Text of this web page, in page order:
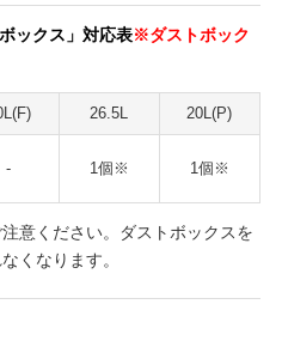
ックス」対応表※ダストボック
26.5L 20L(P)
- 1個※ 1個※
意ください。ダストボックスを
くなります。